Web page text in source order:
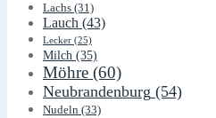
Lachs (31)
Lauch (43)
Lecker (25)
Milch (35)
Möhre (60)
Neubrandenburg (54)
Nudeln (33)